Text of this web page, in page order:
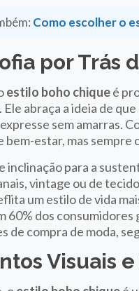
Como escolher o
por Trás
estilo boho chiqueé
abraça a ideia de
sem amarras.
bem-estar, mas sempre
inclinação para a
vintage ou de
um estilo de vida
60% dos
de compra de moda,
Visuais